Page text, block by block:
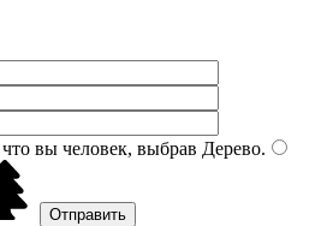
вы человек, выбрав Дерево.